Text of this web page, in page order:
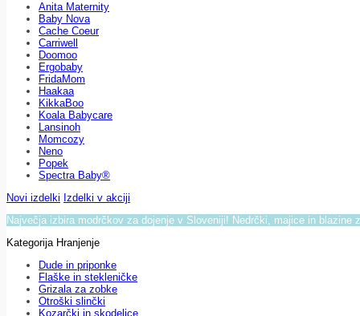
Anita Maternity
Baby Nova
Cache Coeur
Carriwell
Doomoo
Ergobaby
FridaMom
Haakaa
KikkaBoo
Koala Babycare
Lansinoh
Momcozy
Neno
Popek
Spectra Baby®
Novi izdelki Izdelki v akciji
Največja izbira modrčkov za dojenje v Sloveniji! Nedrčki, majice in blazine
Kategorija Hranjenje
Dude in priponke
Flaške in stekleničke
Grizala za zobke
Otroški slinčki
Kozarčki in skodelice